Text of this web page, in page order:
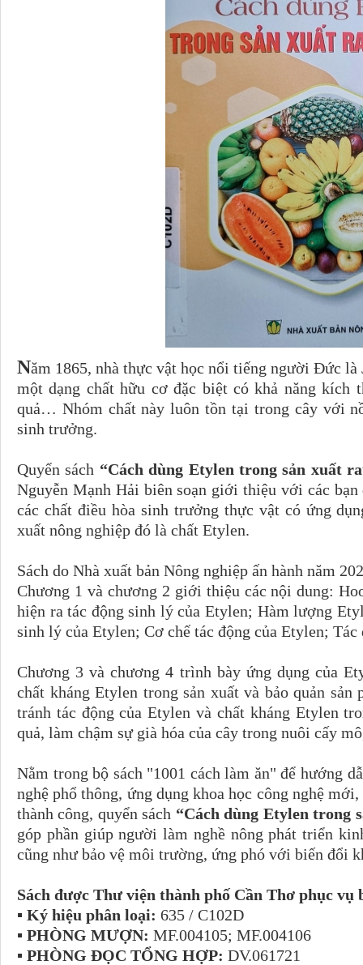
Năm 1865, nhà thực vật học nổi tiếng người Đức là
một dạng chất hữu cơ đặc biệt có khả năng kích
quả… Nhóm chất này luôn tồn tại trong cây với
sinh trưởng.
Quyển sách “Cách dùng Etylen trong sản xuất
Nguyễn Mạnh Hải biên soạn giới thiệu với các
các chất điều hòa sinh trưởng thực vật có ứng
xuất nông nghiệp đó là chất Etylen.
Sách do Nhà xuất bản Nông nghiệp ấn hành năm
Chương 1 và chương 2 giới thiệu các nội dung:
hiện ra tác động sinh lý của Etylen; Hàm lượng
sinh lý của Etylen; Cơ chế tác động của Etylen;
Chương 3 và chương 4 trình bày ứng dụng của
chất kháng Etylen trong sản xuất và bảo quản sản
tránh tác động của Etylen và chất kháng Etylen
quả, làm chậm sự già hóa của cây trong nuôi cấy
Nằm trong bộ sách "1001 cách làm ăn" để hướng
nghệ phổ thông, ứng dụng khoa học công nghệ
thành công, quyển sách “Cách dùng Etylen trong
góp phần giúp người làm nghề nông phát triển
cũng như bảo vệ môi trường, ứng phó với biến đổi
Sách được Thư viện thành phố Cần Thơ phục vụ
▪ Ký hiệu phân loại: 635 / C102D
▪ PHÒNG MƯỢN: MF.004105; MF.004106
▪ PHÒNG ĐỌC TỔNG HỢP: DV.061721